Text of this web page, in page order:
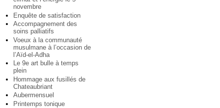
novembre
Enquête de satisfaction
Accompagnement des
soins palliatifs
Voeux à la communauté
musulmane à l’occasion de
l’Aïd-el-Adha
Le 9e art bulle à temps
plein
Hommage aux fusillés de
Chateaubriant
Aubermensuel
Printemps tonique